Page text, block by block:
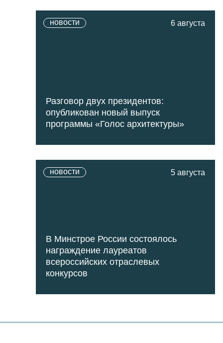
новости 6 августа
Разговор двух президентов:
опубликован новый выпуск
программы «Голос архитектуры»
новости 5 августа
В Минстрое России состоялось
награждение лауреатов
всероссийских отраслевых
конкурсов